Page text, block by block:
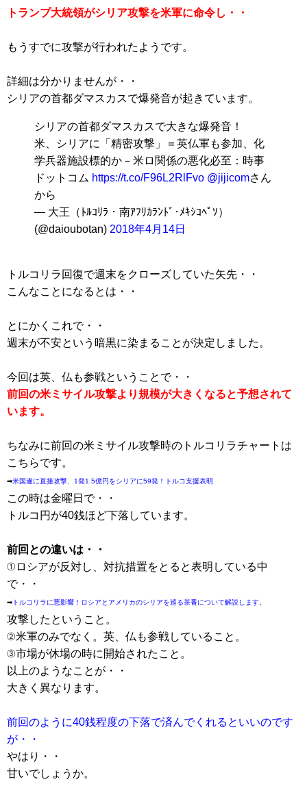
トランプ大統領がシリア攻撃を米軍に命令し・・
もうすでに攻撃が行われたようです。
詳細は分かりませんが・・
シリアの首都ダマスカスで爆発音が起きています。
シリアの首都ダマスカスで大きな爆発音！
米、シリアに「精密攻撃」＝英仏軍も参加、化
学兵器施設標的か－米ロ関係の悪化必至：時事
ドットコム https://t.co/F96L2RlFvo @jijicomさん
から
— 大王（ﾄﾙｺﾘﾗ・南ｱﾌﾘｶﾗﾝﾄﾞ･ﾒｷｼｺﾍﾟｿ）
(@daioubotan) 2018年4月14日
トルコリラ回復で週末をクローズしていた矢先・・
こんなことになるとは・・
とにかくこれで・・
週末が不安という暗黒に染まることが決定しました。
今回は英、仏も参戦ということで・・
前回の米ミサイル攻撃より規模が大きくなると予想されて
います。
ちなみに前回の米ミサイル攻撃時のトルコリラチャートは
こちらです。
➡米国遂に直接攻撃、1発1.5億円をシリアに59発！トルコ支援表明
この時は金曜日で・・
トルコ円が40銭ほど下落しています。
前回との違いは・・
①ロシアが反対し、対抗措置をとると表明している中
で・・
➡ トルコリラに悪影響！ロシアとアメリカのシリアを巡る茶番について解説します。
攻撃したということ。
②米軍のみでなく。英、仏も参戦していること。
③市場が休場の時に開始されたこと。
以上のようなことが・・
大きく異なります。
前回のように40銭程度の下落で済んでくれるといいのです
が・・
やはり・・
甘いでしょうか。